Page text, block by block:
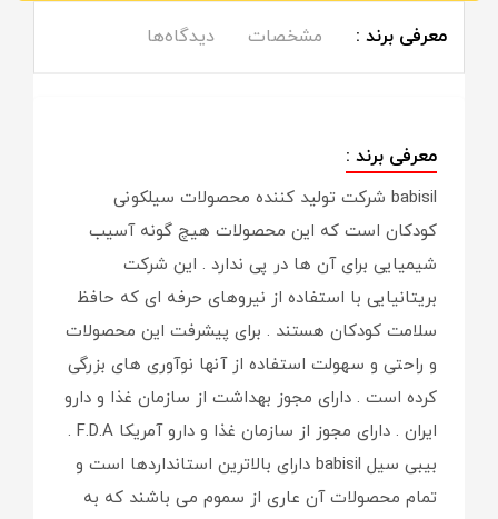
معرفی برند : مشخصات دیدگاه‌ها
معرفی برند :
babisil شرکت تولید کننده محصولات سیلکونی
کودکان است که این محصولات هیچ گونه آسیب
شیمیایی برای آن ها در پی ندارد . این شرکت
بریتانیایی با استفاده از نیروهای حرفه ای که حافظ
سلامت کودکان هستند . برای پیشرفت این محصولات
و راحتی و سهولت استفاده از آنها نوآوری های بزرگی
کرده است . دارای مجوز بهداشت از سازمان غذا و دارو
ایران . دارای مجوز از سازمان غذا و دارو آمریکا F.D.A .
بیبی سیل babisil دارای بالاترین استانداردها است و
تمام محصولات آن عاری از سموم می باشند که به